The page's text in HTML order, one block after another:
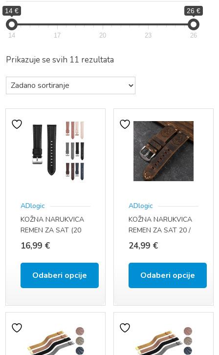
14 € 26 €
14 17 20 23 26
Prikazuje se svih 11 rezultata
ADlogic
KOŽNA NARUKVICA
REMEN ZA SAT (20
MM, QUICK FIT)
16,99 €
Odaberi opcije
proizvod
ima
više
ADlogic
KOŽNA NARUKVICA
REMEN ZA SAT 20 /
22 / 24 MM
24,99 €
Odaberi opcije
proizvod
ima
više